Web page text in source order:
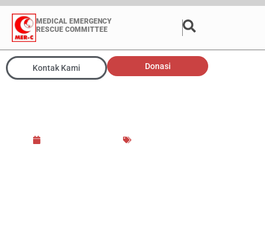
MEDICAL EMERGENCY
RESCUE COMMITTEE
Kontak Kami Donasi